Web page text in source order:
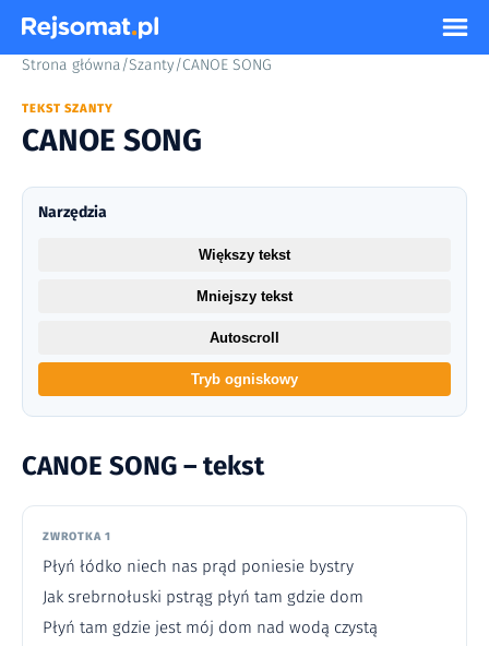
Strona główna/Szanty/CANOE SONG
TEKST SZANTY
CANOE SONG
CANOE SONG – tekst
ZWROTKA 1
Płyń łódko niech nas prąd poniesie bystry
Jak srebrnołuski pstrąg płyń tam gdzie dom
Płyń tam gdzie jest mój dom nad wodą czystą
Narzędzia
Większy tekst
Mniejszy tekst
Autoscroll
Tryb ogniskowy